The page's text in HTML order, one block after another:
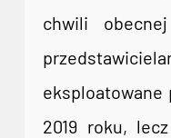
chwili
eksploatowane
2019 roku,